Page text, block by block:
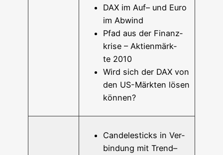
DAX im Auf– und Euro
im Abwind
Pfad aus der Finanz­
kri­se – Akti­en­märk­
te 2010
Wird sich der DAX von
den US-Mär­k­­ten lösen
können?
Can­de­le­sticks in Ver­
bin­dung mit Trend–